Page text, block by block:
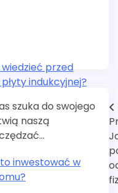
przed
indukcyjnej?
szuka do swojego
naszą
inwestować w